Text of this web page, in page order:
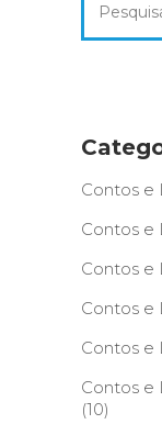
for:
Contos e
Contos e
Contos e
Contos e
Contos e
Contos e
(10)